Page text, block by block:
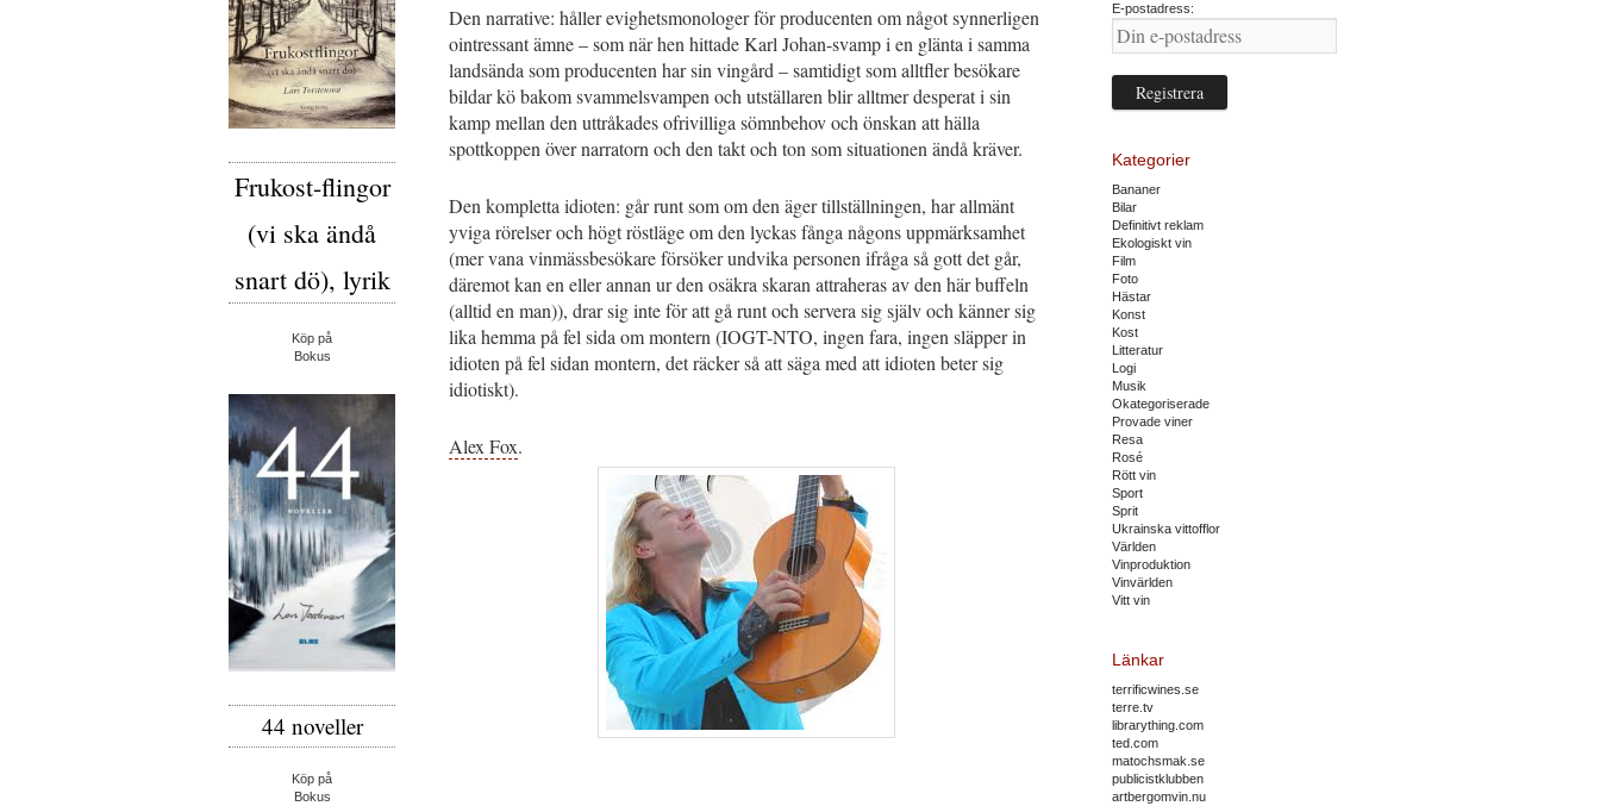
Den narrative: håller evighetsmonologer för producenten om något synnerligen
ointressant ämne – som när hen hittade Karl Johan-svamp i en glänta i samma
landsända som producenten har sin vingård – samtidigt som alltfler besökare
bildar kö bakom svammelsvampen och utställaren blir alltmer desperat i sin
kamp mellan den uttråkades ofrivilliga sömnbehov och önskan att hälla
spottkoppen över narratorn och den takt och ton som situationen ändå kräver.
Den kompletta idioten: går runt som om den äger tillställningen, har allmänt
yviga rörelser och högt röstläge om den lyckas fånga någons uppmärksamhet
(mer vana vinmässbesökare försöker undvika personen ifråga så gott det går,
däremot kan en eller annan ur den osäkra skaran attraheras av den här buffeln
(alltid en man)), drar sig inte för att gå runt och servera sig själv och känner sig
lika hemma på fel sida om montern (IOGT-NTO, ingen fara, ingen släpper in
idioten på fel sidan montern, det räcker så att säga med att idioten beter sig
idiotiskt).
Alex Fox.
E-postadress:
Kategorier
Bananer
Bilar
Definitivt reklam
Ekologiskt vin
Film
Foto
Hästar
Konst
Kost
Litteratur
Logi
Musik
Okategoriserade
Provade viner
Resa
Rosé
Rött vin
Sport
Sprit
Ukrainska vittofflor
Världen
Vinproduktion
Vinvärlden
Vitt vin
Länkar
terrificwines.se
terre.tv
librarything.com
ted.com
matochsmak.se
publicistklubben
artbergomvin.nu
Frukost-flingor
(vi ska ändå
snart dö), lyrik
Köp på
Bokus
44 noveller
Köp på
Bokus